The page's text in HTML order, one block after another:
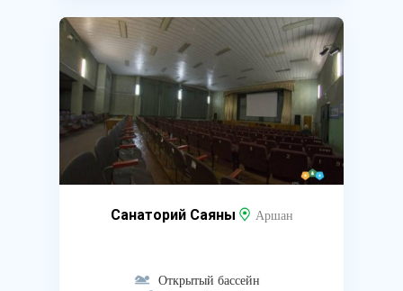
Санаторий Саяны Аршан
Открытый бассейн